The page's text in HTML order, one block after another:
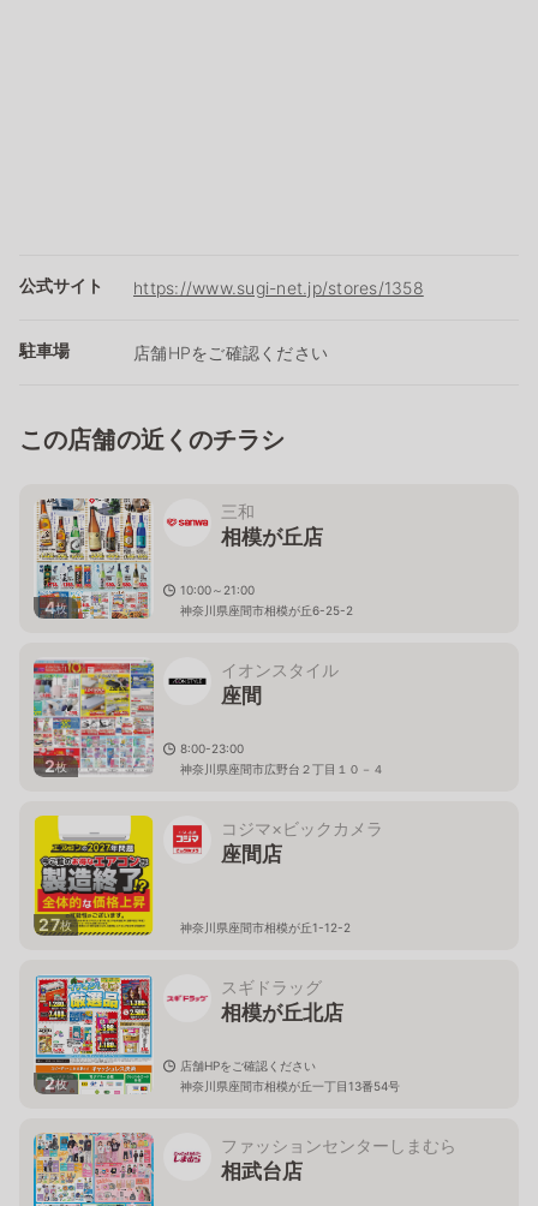
公式サイト https://www.sugi-net.jp/stores/1358
駐車場 店舗HPをご確認ください
この店舗の近くのチラシ
4枚
三和
相模が丘店
10:00～21:00
神奈川県座間市相模が丘6-25-2
2枚
イオンスタイル
座間
8:00-23:00
神奈川県座間市広野台２丁目１０－４
27枚
コジマ×ビックカメラ
座間店
神奈川県座間市相模が丘1-12-2
2枚
スギドラッグ
相模が丘北店
店舗HPをご確認ください
神奈川県座間市相模が丘一丁目13番54号
ファッションセンターしまむら
相武台店